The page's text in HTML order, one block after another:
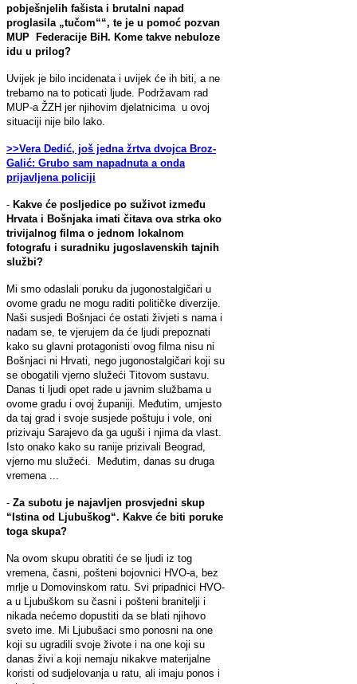
pobješnjelih fašista i brutalni napad
proglasila „tučom““, te je u pomoć pozvan
MUP Federacije BiH. Kome takve nebuloze
idu u prilog?
Uvijek je bilo incidenata i uvijek će ih biti, a ne
trebamo na to poticati ljude. Podržavam rad
MUP-a ŽZH jer njihovim djelatnicima u ovoj
situaciji nije bilo lako.
>>Vera Dedić, još jedna žrtva dvojca Broz-
Galić: Grubo sam napadnuta a onda
prijavljena policiji
- Kakve će posljedice po suživot između
Hrvata i Bošnjaka imati čitava ova strka oko
trivijalnog filma o jednom lokalnom
fotografu i suradniku jugoslavenskih tajnih
službi?
Mi smo odaslali poruku da jugonostalgičari u
ovome gradu ne mogu raditi političke diverzije.
Naši susjedi Bošnjaci će ostati živjeti s nama i
nadam se, te vjerujem da će ljudi prepoznati
kako su glavni protagonisti ovog filma nisu ni
Bošnjaci ni Hrvati, nego jugonostalgičari koji su
se obogatili vjerno služeći Titovom sustavu.
Danas ti ljudi opet rade u javnim službama u
ovome gradu i ovoj županiji. Međutim, umjesto
da taj grad i svoje susjede poštuju i vole, oni
prizivaju Sarajevo da ga uguši i njima da vlast.
Isto onako kako su ranije prizivali Beograd,
vjerno mu služeći. Međutim, danas su druga
vremena ...
- Za subotu je najavljen prosvjedni skup
“Istina od Ljubuškog“. Kakve će biti poruke
toga skupa?
Na ovom skupu obratiti će se ljudi iz tog
vremena, časni, pošteni bojovnici HVO-a, bez
mrlje u Domovinskom ratu. Svi pripadnici HVO-
a u Ljubuškom su časni i pošteni branitelji i
nikada nećemo dopustiti da se blati njihovo
sveto ime. Mi Ljubušaci smo ponosni na one
koji su ugradili svoje živote i na one koji su
danas živi a koji nemaju nikakve materijalne
koristi od sudjelovanja u ratu, ali imaju ponos i